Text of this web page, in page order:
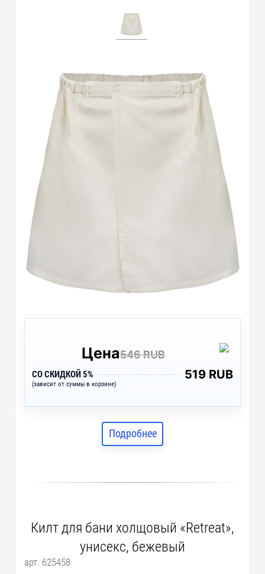
Цена546 RUB
СО СКИДКОЙ 5%
(зависит от суммы в корзине)
519 RUB
Подробнее
Килт для бани холщовый «Retreat»,
унисекс, бежевый
арт. 625458